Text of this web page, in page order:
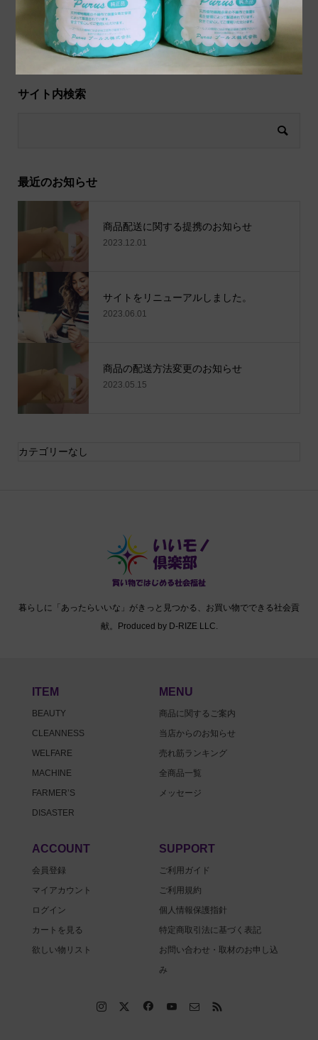
サイト内検索
最近のお知らせ
商品配送に関する提携のお知らせ
2023.12.01
サイトをリニューアルしました。
2023.06.01
商品の配送方法変更のお知らせ
2023.05.15
カテゴリーなし
暮らしに「あったらいいな」がきっと見つかる、お買い物でできる社会貢
献。Produced by D-RIZE LLC.
ITEM
BEAUTY
CLEANNESS
WELFARE
MACHINE
FARMER’S
DISASTER
MENU
商品に関するご案内
当店からのお知らせ
売れ筋ランキング
全商品一覧
メッセージ
ACCOUNT
会員登録
マイアカウント
ログイン
カートを見る
欲しい物リスト
SUPPORT
ご利用ガイド
ご利用規約
個人情報保護指針
特定商取引法に基づく表記
お問い合わせ・取材のお申し込
み